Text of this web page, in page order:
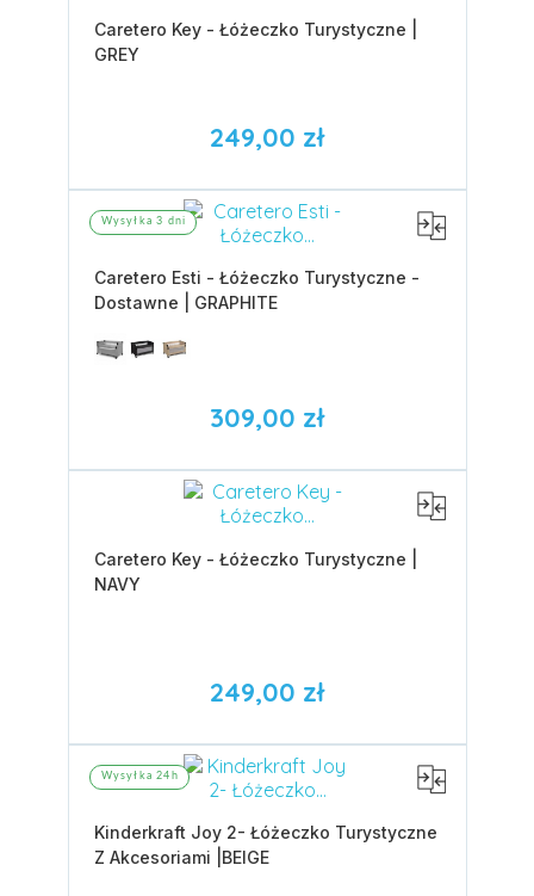
Caretero Key - Łóżeczko Turystyczne |
GREY
249,00 zł
Wysyłka 3 dni
Caretero Esti - Łóżeczko Turystyczne -
Dostawne | GRAPHITE
309,00 zł
Caretero Key - Łóżeczko Turystyczne |
NAVY
249,00 zł
Wysyłka 24h
Kinderkraft Joy 2- Łóżeczko Turystyczne
Z Akcesoriami |BEIGE